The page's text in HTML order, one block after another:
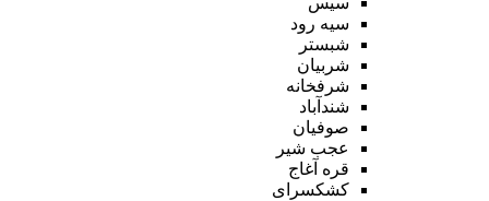
سیه رود
شبستر
شربیان
شرفخانه
شندآباد
صوفیان
عجب شیر
قره آغاج
کشکسرای